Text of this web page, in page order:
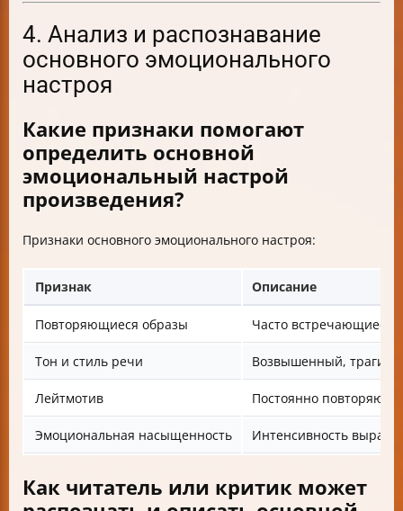
4. Анализ и распознавание
основного эмоционального
настроя
Какие признаки помогают
определить основной
эмоциональный настрой
произведения?
Признаки основного эмоционального настроя:
Признак Описание
Повторяющиеся образы Часто встречающиеся
Тон и стиль речи Возвышенный,
Лейтмотив Постоянно
Эмоциональная насыщенность Интенсивность
Как читатель или критик может